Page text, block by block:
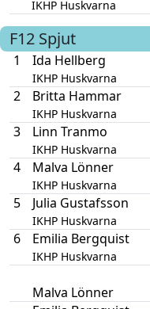
IKHP Huskvarna
F12 Spjut
1
Ida Hellberg
IKHP Huskvarna
2
Britta Hammar
IKHP Huskvarna
3
Linn Tranmo
IKHP Huskvarna
4
Malva Lönner
IKHP Huskvarna
5
Julia Gustafsson
IKHP Huskvarna
6
Emilia Bergquist
IKHP Huskvarna
Malva Lönner